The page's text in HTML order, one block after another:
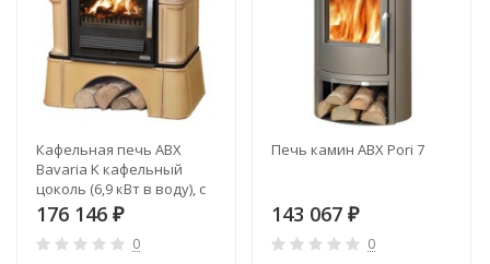
Кафельная печь ABX
Bavaria K кафельный
цоколь (6,9 кВт в воду), с
теплообменником
176 146 ₽
0
Печь камин ABX Pori 7
143 067 ₽
0